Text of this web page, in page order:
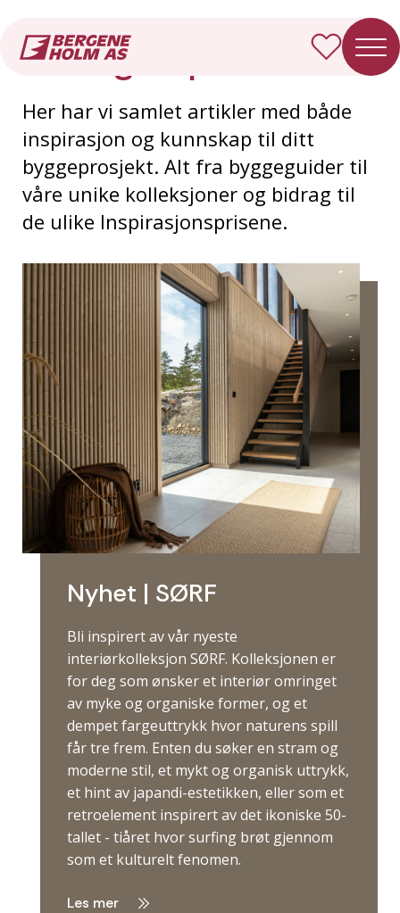
La deg inspirere
Her har vi samlet artikler med både
inspirasjon og kunnskap til ditt
byggeprosjekt. Alt fra byggeguider til
våre unike kolleksjoner og bidrag til
de ulike Inspirasjonsprisene.
Nyhet | SØRF
Bli inspirert av vår nyeste
interiørkolleksjon SØRF. Kolleksjonen er
for deg som ønsker et interiør omringet
av myke og organiske former, og et
dempet fargeuttrykk hvor naturens spill
får tre frem. Enten du søker en stram og
moderne stil, et mykt og organisk uttrykk,
et hint av japandi-estetikken, eller som et
retroelement inspirert av det ikoniske 50-
tallet - tiåret hvor surfing brøt gjennom
som et kulturelt fenomen.
Les mer